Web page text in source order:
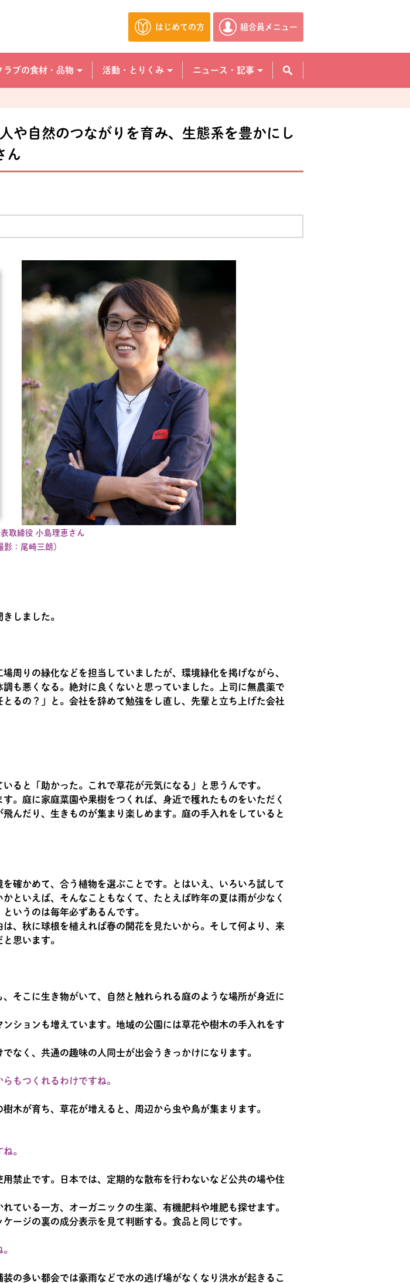
はじめての方
別のウィンドウで開きます。
組合員メニュー
別のウィンドウで開きます。
ラブの食材・品物 活動・とりくみ ニュース・記事
や自然のつながりを育み、生態系を豊かにし
ん
取締役 小島理恵さん
影：尾崎三朗）
しました。
周りの緑化などを担当していましたが、環境緑化を掲げながら、
も悪くなる。絶対に良くないと思っていました。上司に無農薬で
るの？」と。会社を辞めて勉強をし直し、先輩と立ち上げた会社
ると「助かった。これで草花が元気になる」と思うんです。
。庭に家庭菜園や果樹をつくれば、身近で穫れたものをいただく
んだり、生きものが集まり楽しめます。庭の手入れをしていると
確かめて、合う植物を選ぶことです。とはいえ、いろいろ試して
といえば、そんなこともなくて、たとえば昨年の夏は雨が少なく
いうのは毎年必ずあるんです。
、秋に球根を植えれば春の開花を見たいから。そして何より、来
思います。
そこに生き物がいて、自然と触れられる庭のような場所が身近に
ションも増えています。地域の公園には草花や樹木の手入れをす
なく、共通の趣味の人同士が出会うきっかけになります。
もつくれるわけですね。
木が育ち、草花が増えると、周辺から虫や鳥が集まります。
。
禁止です。日本では、定期的な散布を行わないなど公共の場や住
ている一方、オーガニックの生薬、有機肥料や堆肥も探せます。
ージの裏の成分表示を見て判断する。食品と同じです。
の多い都会では豪雨などで水の逃げ場がなくなり洪水が起きるこ